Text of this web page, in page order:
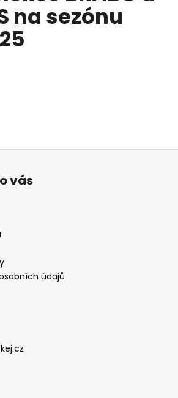
na sezónu
vás
údajů